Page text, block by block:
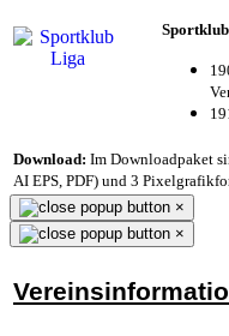
Download: Im Downloadpaket
AI EPS, PDF) und 3
×
×